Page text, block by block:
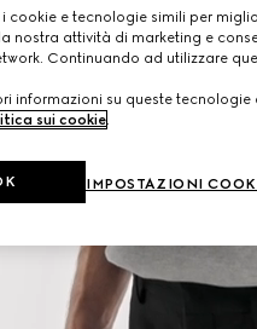
i cookie e tecnologie simili per
nostra attività di marketing e
Continuando ad utilizzare
informazioni su queste
sui cookie.
IMPOSTAZIONI